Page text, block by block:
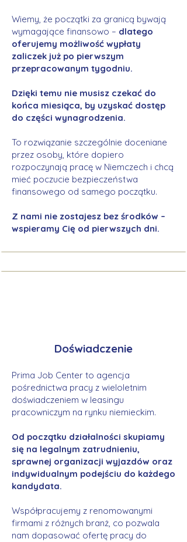
Wiemy, że początki za granicą bywają
wymagające finansowo – dlatego
oferujemy możliwość wypłaty
zaliczek już po pierwszym
przepracowanym tygodniu.
Dzięki temu nie musisz czekać do
końca miesiąca, by uzyskać dostęp
do części wynagrodzenia.
To rozwiązanie szczególnie doceniane
przez osoby, które dopiero
rozpoczynają pracę w Niemczech i chcą
mieć poczucie bezpieczeństwa
finansowego od samego początku.
Z nami nie zostajesz bez środków –
wspieramy Cię od pierwszych dni.
Doświadczenie
Prima Job Center to agencja
pośrednictwa pracy z wieloletnim
doświadczeniem w leasingu
pracowniczym na rynku niemieckim.
Od początku działalności skupiamy
się na legalnym zatrudnieniu,
sprawnej organizacji wyjazdów oraz
indywidualnym podejściu do każdego
kandydata.
Współpracujemy z renomowanymi
firmami z różnych branż, co pozwala
nam dopasować ofertę pracy do